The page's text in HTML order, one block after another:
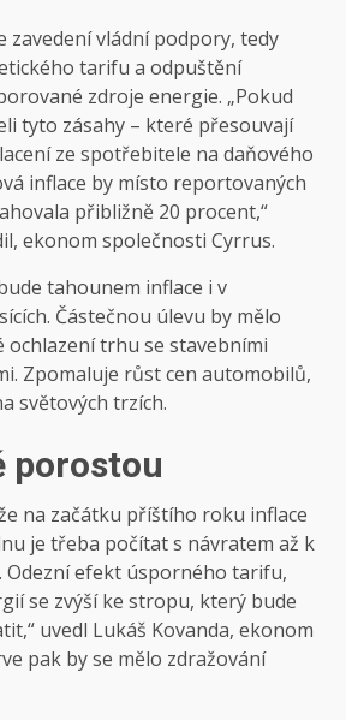
zavedení vládní podpory, tedy
tarifu a odpuštění
zdroje energie. „Pokud
tyto zásahy – které přesouvají
ze spotřebitele na daňového
inflace by místo reportovaných
přibližně 20 procent,“
ekonom společnosti Cyrrus.
tahounem inflace i v
Částečnou úlevu by mělo
ochlazení trhu se stavebními
Zpomaluje růst cen automobilů,
světových trzích.
porostou
na začátku příštího roku inflace
je třeba počítat s návratem až k
Odezní efekt úsporného tarifu,
se zvýší ke stropu, který bude
uvedl Lukáš Kovanda, ekonom
pak by se mělo zdražování